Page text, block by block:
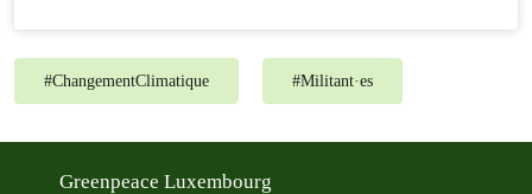
#ChangementClimatique #Militant·es
Greenpeace Luxembourg